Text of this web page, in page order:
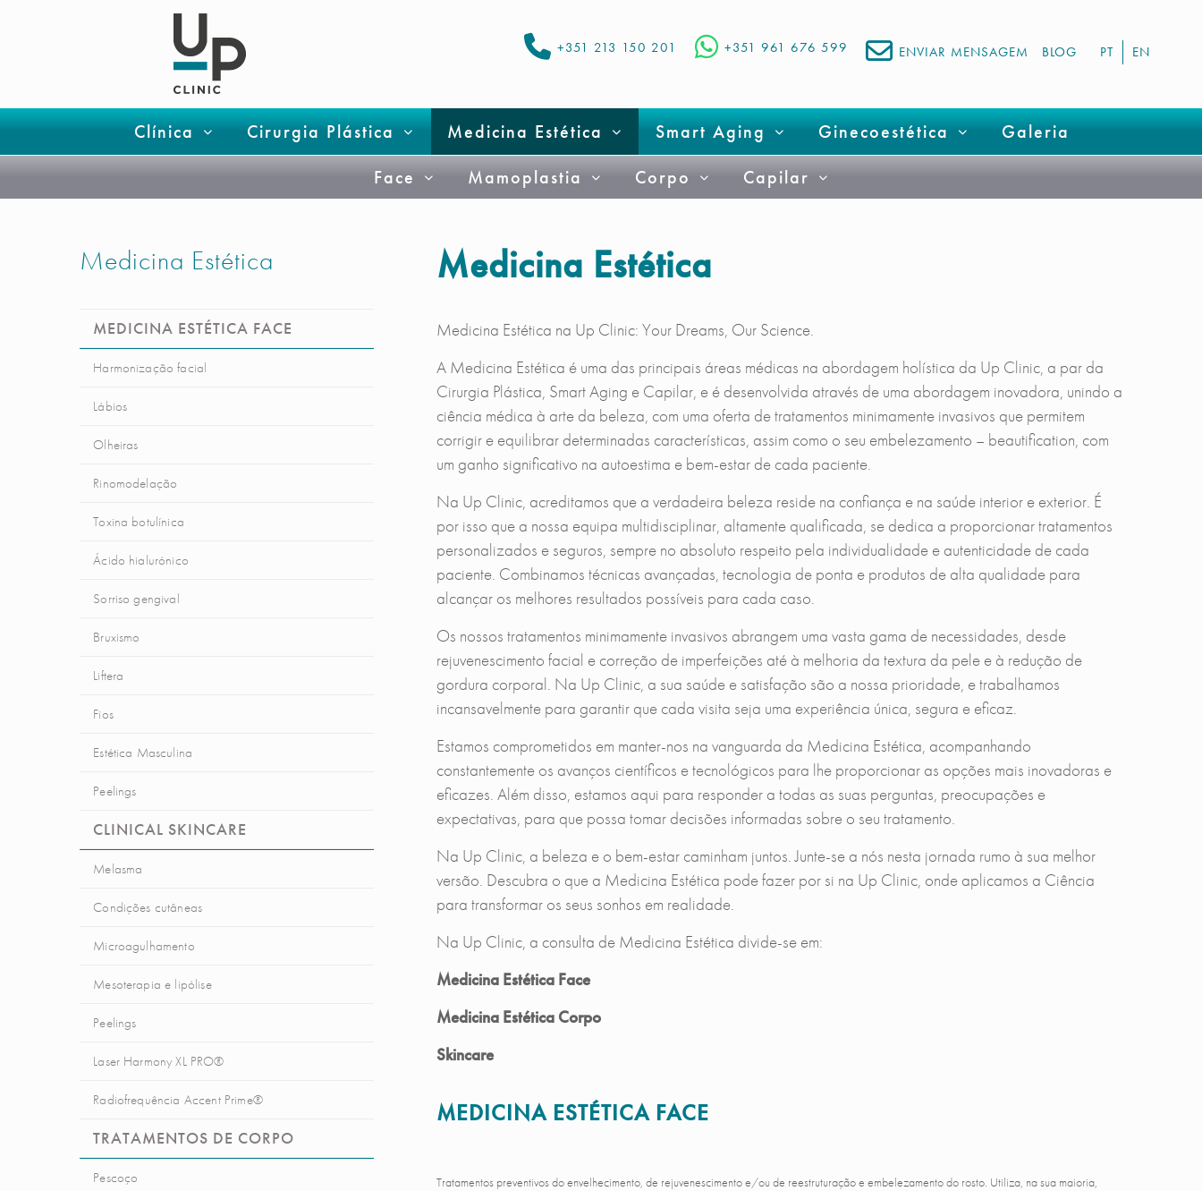
PT EN
BLOG
ENVIAR MENSAGEM
+351 961 676 599
+351 213 150 201
Clínica Cirurgia Plástica Medicina Estética Smart Aging Ginecoestética
Galeria
Face
Mamoplastia Corpo Capilar
Medicina Estética
MEDICINA ESTÉTICA FACE
Harmonização facial
Lábios
Olheiras
Rinomodelação
Toxina botulínica
Ácido hialurónico
Sorriso gengival
Bruxismo
Liftera
Fios
Estética Masculina
Peelings
CLINICAL SKINCARE
Melasma
Condições cutâneas
Microagulhamento
Mesoterapia e lipólise
Peelings
Laser Harmony XL PRO®
Radiofrequência Accent Prime®
TRATAMENTOS DE CORPO
Pescoço
Medicina Estética
Medicina Estética na Up Clinic: Your Dreams, Our Science.
A Medicina Estética é uma das principais áreas médicas na abordagem holística da Up Clinic, a par da
Cirurgia Plástica, Smart Aging e Capilar, e é desenvolvida através de uma abordagem inovadora, unindo a
ciência médica à arte da beleza, com uma oferta de tratamentos minimamente invasivos que permitem
corrigir e equilibrar determinadas características, assim como o seu embelezamento – beautification, com
um ganho significativo na autoestima e bem-estar de cada paciente.
Na Up Clinic, acreditamos que a verdadeira beleza reside na confiança e na saúde interior e exterior. É
por isso que a nossa equipa multidisciplinar, altamente qualificada, se dedica a proporcionar tratamentos
personalizados e seguros, sempre no absoluto respeito pela individualidade e autenticidade de cada
paciente. Combinamos técnicas avançadas, tecnologia de ponta e produtos de alta qualidade para
alcançar os melhores resultados possíveis para cada caso.
Os nossos tratamentos minimamente invasivos abrangem uma vasta gama de necessidades, desde
rejuvenescimento facial e correção de imperfeições até à melhoria da textura da pele e à redução de
gordura corporal. Na Up Clinic, a sua saúde e satisfação são a nossa prioridade, e trabalhamos
incansavelmente para garantir que cada visita seja uma experiência única, segura e eficaz.
Estamos comprometidos em manter-nos na vanguarda da Medicina Estética, acompanhando
constantemente os avanços científicos e tecnológicos para lhe proporcionar as opções mais inovadoras e
eficazes. Além disso, estamos aqui para responder a todas as suas perguntas, preocupações e
expectativas, para que possa tomar decisões informadas sobre o seu tratamento.
Na Up Clinic, a beleza e o bem-estar caminham juntos. Junte-se a nós nesta jornada rumo à sua melhor
versão. Descubra o que a Medicina Estética pode fazer por si na Up Clinic, onde aplicamos a Ciência
para transformar os seus sonhos em realidade.
Na Up Clinic, a consulta de Medicina Estética divide-se em:
Medicina Estética Face
Medicina Estética Corpo
Skincare
MEDICINA ESTÉTICA FACE
Tratamentos preventivos do envelhecimento, de rejuvenescimento e/ou de reestruturação e embelezamento do rosto. Utiliza, na sua maioria,